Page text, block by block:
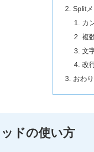
Split
カ
複
文
改
おわ
ドの使い方